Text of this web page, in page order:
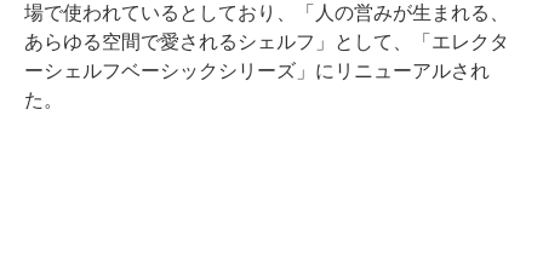
場で使われているとしており、「人の営みが生まれる、
あらゆる空間で愛されるシェルフ」として、「エレクタ
ーシェルフベーシックシリーズ」にリニューアルされ
た。